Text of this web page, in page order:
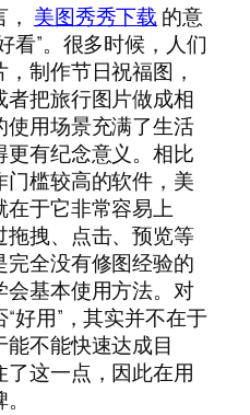
美图秀秀下载 的意
看”。很多时候，人们
制作节日祝福图，
把旅行图片做成相
用场景充满了生活
有纪念意义。相比
槛较高的软件，美
于它非常容易上
拽、点击、预览等
全没有修图经验的
会基本使用方法。对
好用”，其实并不在于
不能快速达成目
这一点，因此在用